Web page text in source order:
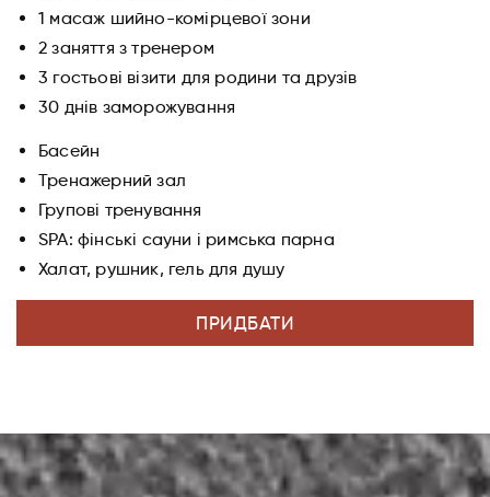
1 масаж шийно-комірцевої зони
2 заняття з тренером
3 гостьові візити для родини та друзів
30 днів заморожування
Басейн
Тренажерний зал
Групові тренування
SPA: фінські сауни і римська парна
Халат, рушник, гель для душу
ПРИДБАТИ